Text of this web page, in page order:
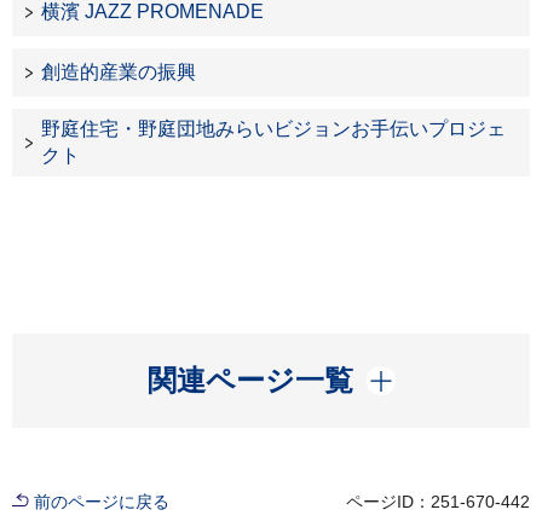
横濱 JAZZ PROMENADE
創造的産業の振興
野庭住宅・野庭団地みらいビジョンお手伝いプロジェ
クト
関連ページ一覧
開く
前のページに戻る ページID：251-670-442